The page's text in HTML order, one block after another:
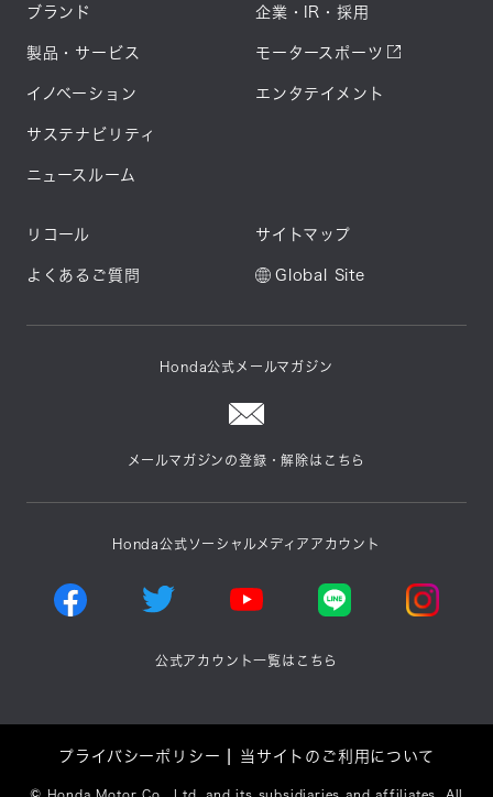
ブランド
製品・サービス
イノベーション
サステナビリティ
ニュースルーム
企業・IR・採用
モータースポーツ
エンタテイメント
リコール
よくあるご質問
サイトマップ
Global Site
Honda公式メールマガジン
メールマガジンの登録・解除はこちら
Honda公式ソーシャルメディアアカウント
公式アカウント一覧はこちら
プライバシーポリシー 当サイトのご利用について
Honda Motor Co., Ltd. and its subsidiaries and affiliates. All